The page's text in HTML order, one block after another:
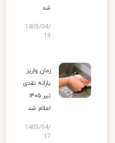
شد
1405/04/
19
زمان واریز
یارانه نقدی
تیر ۱۴۰۵
اعلام شد
1405/04/
17